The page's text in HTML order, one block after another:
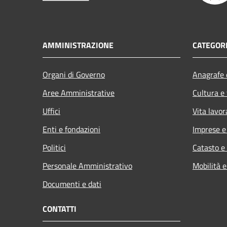
AMMINISTRAZIONE
Organi di Governo
Aree Amministrative
Uffici
Enti e fondazioni
Politici
Personale Amministrativo
Documenti e dati
Cultura
Vita
Imprese
Catasto
Mobilità
CONTATTI